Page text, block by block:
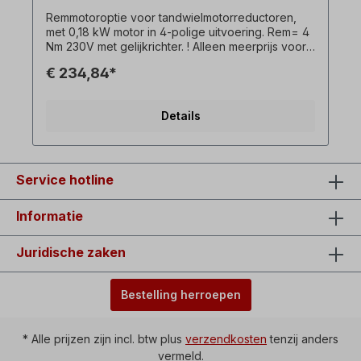
Remmotoroptie voor tandwielmotorreductoren,
met 0,18 kW motor in 4-polige uitvoering. Rem= 4
Nm 230V met gelijkrichter. ! Alleen meerprijs voor
de bijbehorende draaistroommotor ! Alle
€ 234,84*
Details
Service hotline
Informatie
Juridische zaken
Bestelling herroepen
* Alle prijzen zijn incl. btw plus verzendkosten tenzij anders
vermeld.